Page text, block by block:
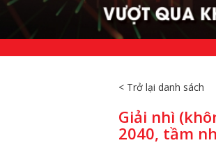
< Trở lại danh sách
Giải nhì
2040, tầm